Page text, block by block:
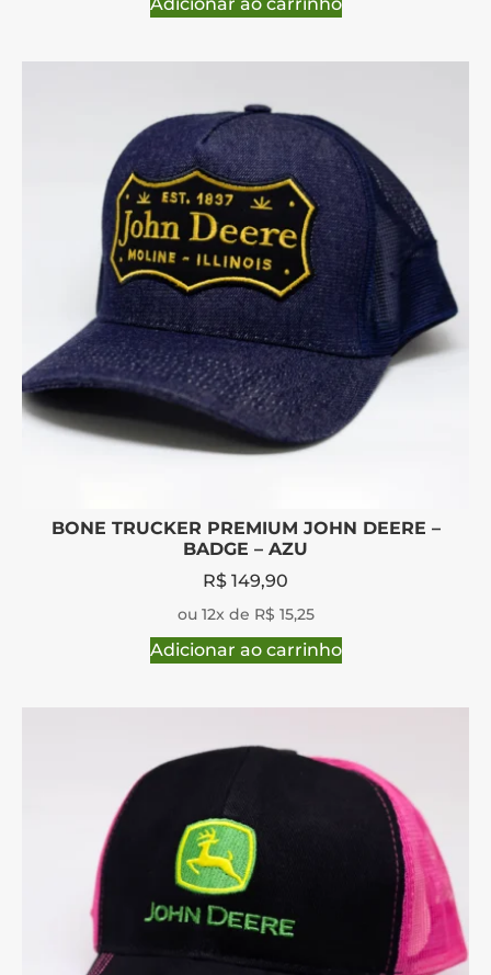
Adicionar ao carrinho
BONE TRUCKER PREMIUM JOHN DEERE –
BADGE – AZU
R$ 149,90
ou 12x de R$ 15,25
Adicionar ao carrinho